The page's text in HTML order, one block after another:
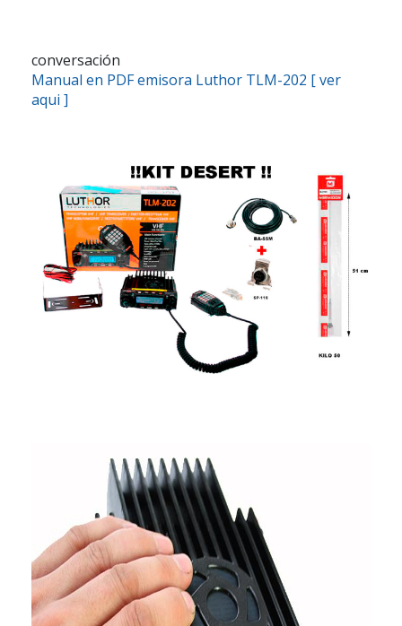
conversación
Manual en PDF emisora Luthor TLM-202 [ ver
aqui ]